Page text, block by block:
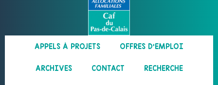
APPELS À PROJETS OFFRES D’EMPLOI
ARCHIVES CONTACT RECHERCHE